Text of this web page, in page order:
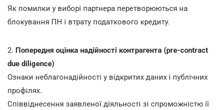
Як помилки у виборі партнера перетворюються на
блокування ПН і втрату податкового кредиту.
2. Попередня оцінка надійності контрагента (pre-contract
due diligence)
Ознаки неблагонадійності у відкритих даних і публічних
профілях.
Співвіднесення заявленої діяльності зі спроможністю її